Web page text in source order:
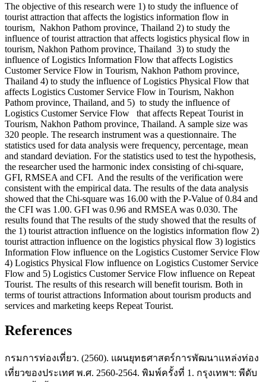
The objective of this research were 1) to study the influence of
tourist attraction that affects the logistics information flow in
tourism, Nakhon Pathom province, Thailand 2) to study the
influence of tourist attraction that affects logistics physical flow in
tourism, Nakhon Pathom province, Thailand 3) to study the
influence of Logistics Information Flow that affects Logistics
Customer Service Flow in Tourism, Nakhon Pathom province,
Thailand 4) to study the influence of Logistics Physical Flow that
affects Logistics Customer Service Flow in Tourism, Nakhon
Pathom province, Thailand, and 5) to study the influence of
Logistics Customer Service Flow that affects Repeat Tourist in
Tourism, Nakhon Pathom province, Thailand. A sample size was
320 people. The research instrument was a questionnaire. The
statistics used for data analysis were frequency, percentage, mean
and standard deviation. For the statistics used to test the hypothesis,
the researcher used the harmonic index consisting of chi-square,
GFI, RMSEA and CFI. And the results of the verification were
consistent with the empirical data. The results of the data analysis
showed that the Chi-square was 16.00 with the P-Value of 0.84 and
the CFI was 1.00. GFI was 0.96 and RMSEA was 0.030. The
results found that The results of the study showed that the results of
the 1) tourist attraction influence on the logistics information flow 2)
tourist attraction influence on the logistics physical flow 3) logistics
Information Flow influence on the Logistics Customer Service Flow
4) Logistics Physical Flow influence on Logistics Customer Service
Flow and 5) Logistics Customer Service Flow influence on Repeat
Tourist. The results of this research will benefit tourism. Both in
terms of tourist attractions Information about tourism products and
services and marketing keeps Repeat Tourist.
References
กรมการท่องเที่ยว. (2560). แผนยุทธศาสตร์การพัฒนาแหล่งท่อง
เที่ยวของประเทศ พ.ศ. 2560-2564. พิมพ์ครั้งที่ 1. กรุงเทพฯ: พีดับ